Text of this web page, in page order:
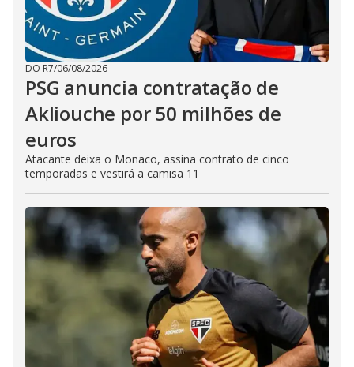
DO R7/06/08/2026
PSG anuncia contratação de
Akliouche por 50 milhões de
euros
Atacante deixa o Monaco, assina contrato de cinco
temporadas e vestirá a camisa 11